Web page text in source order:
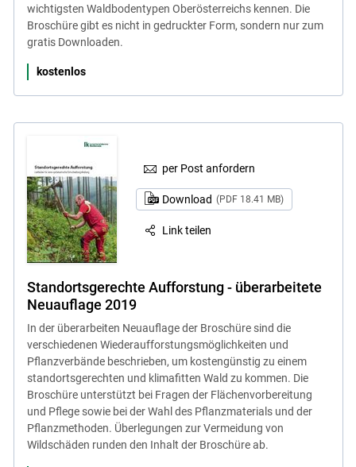
wichtigsten Waldbodentypen Oberösterreichs kennen. Die
Broschüre gibt es nicht in gedruckter Form, sondern nur zum
gratis Downloaden.
kostenlos
per Post anfordern
Download (PDF 18.41 MB)
Link teilen
Standortsgerechte Aufforstung - überarbeitete
Neuauflage 2019
In der überarbeiten Neuauflage der Broschüre sind die
verschiedenen Wiederaufforstungsmöglichkeiten und
Pflanzverbände beschrieben, um kostengünstig zu einem
standortsgerechten und klimafitten Wald zu kommen. Die
Broschüre unterstützt bei Fragen der Flächenvorbereitung
und Pflege sowie bei der Wahl des Pflanzmaterials und der
Pflanzmethoden. Überlegungen zur Vermeidung von
Wildschäden runden den Inhalt der Broschüre ab.